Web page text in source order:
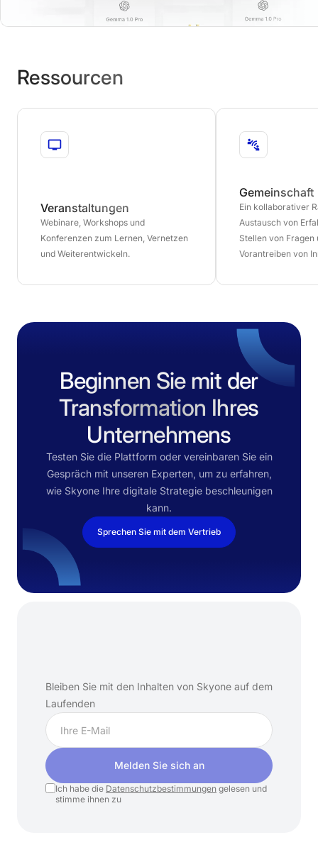
Ressourcen
Veranstaltungen
Webinare, Workshops und
Konferenzen zum Lernen, Vernetzen
und Weiterentwickeln.
Gemeinschaft
Ein kollaborativer
Austausch von
Stellen von Fragen
Vorantreiben von
Beginnen Sie mit der
Transformation Ihres
Unternehmens
Testen Sie die Plattform oder vereinbaren Sie ein
Gespräch mit unseren Experten, um zu erfahren,
wie Skyone Ihre digitale Strategie beschleunigen
kann.
Sprechen Sie mit dem Vertrieb
Bleiben Sie mit den Inhalten von Skyone auf dem
Laufenden
Melden Sie sich an
Ich habe die Datenschutzbestimmungen gelesen und
stimme ihnen zu